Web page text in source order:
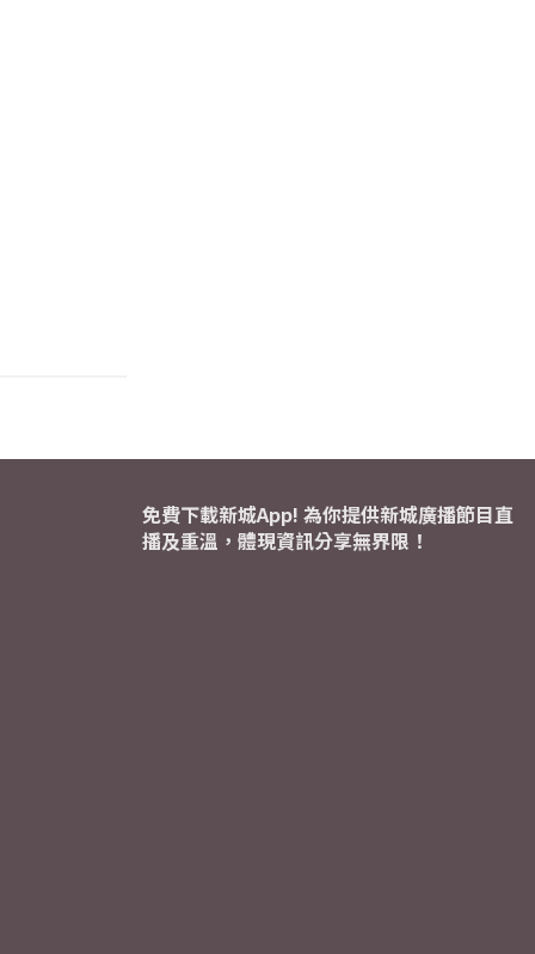
免費下載新城App! 為你提供新城廣播節目直
播及重溫，體現資訊分享無界限！